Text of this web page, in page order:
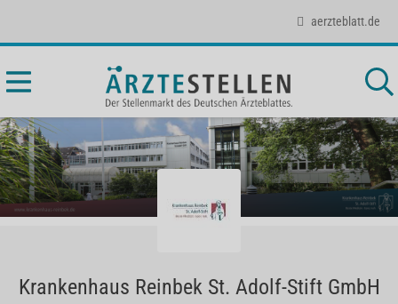
aerzteblatt.de
Krankenhaus Reinbek St. Adolf-Stift GmbH